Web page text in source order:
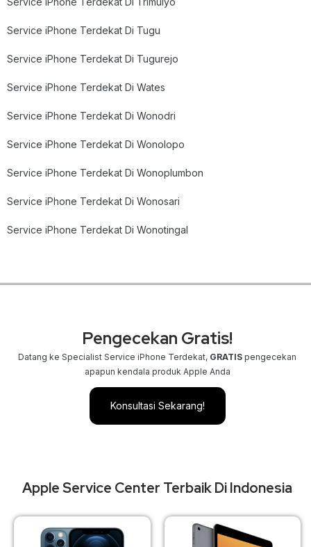
Service iPhone Terdekat Di Tugu
Service iPhone Terdekat Di Tugurejo
Service iPhone Terdekat Di Wates
Service iPhone Terdekat Di Wonodri
Service iPhone Terdekat Di Wonolopo
Service iPhone Terdekat Di Wonoplumbon
Service iPhone Terdekat Di Wonosari
Service iPhone Terdekat Di Wonotingal
Pengecekan Gratis!
Datang ke Specialist Service iPhone Terdekat, GRATIS pengecekan
apapun kendala produk Apple Anda
Konsultasi Sekarang!
Apple Service Center Terbaik Di Indonesia